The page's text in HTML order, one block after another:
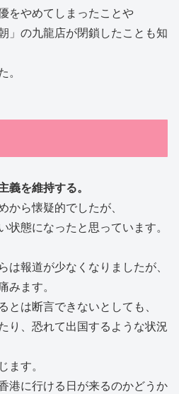
をやめてしまったことや
」の九龍店が閉鎖したことも知
義を維持する。
から懐疑的でしたが、
状態になったと思っています。
は報道が少なくなりましたが、
ます。
は断言できないとしても、
り、恐れて出国するような状況
す。
港に行ける日が来るのかどうか